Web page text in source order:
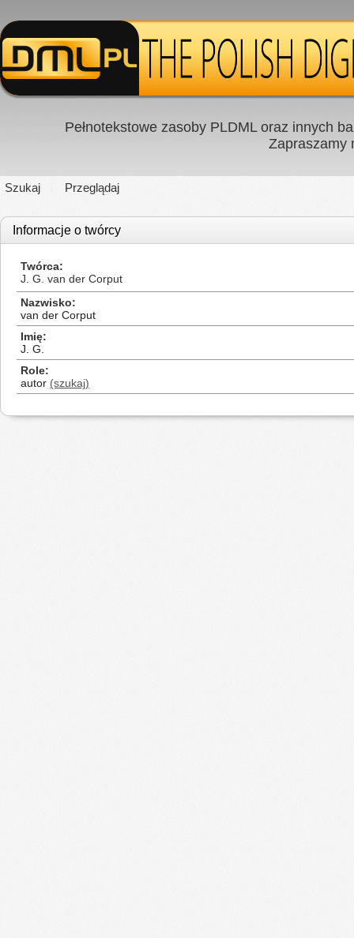
Pełnotekstowe zasoby PLDML oraz innych
Zapraszamy
Szukaj Przeglądaj
Informacje o twórcy
Twórca
J. G. van der Corput
Nazwisko
van der Corput
Imię
J. G.
Role
autor (szukaj)